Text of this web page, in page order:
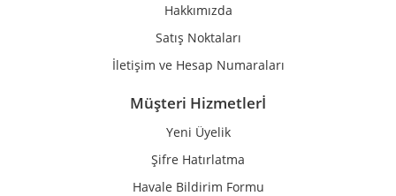
Gönder
Hakkımızda
Satış Noktaları
İletişim ve Hesap Numaraları
Müşteri Hizmetlerİ
Yeni Üyelik
Şifre Hatırlatma
Havale Bildirim Formu